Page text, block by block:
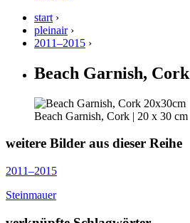
start ›
pleinair›
2011–2015 ›
Beach Garnish, Cork
Beach Garnish, Cork | 20 x 30 cm
weitere Bilder aus dieser Reihe
2011–2015
Steinmauer